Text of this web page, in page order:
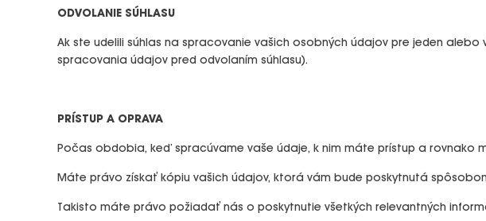
ODVOLANIE SÚHLASU
Ak ste udelili súhlas na spracovanie vašich osobných údajov pre jeden
spracovania údajov pred odvolaním súhlasu).
PRÍSTUP A OPRAVA
Počas obdobia, keď spracúvame vaše údaje, k nim máte prístup a rovnako
Máte právo získať kópiu vašich údajov, ktorá vám bude poskytnutá
Takisto máte právo požiadať nás o poskytnutie všetkých relevantných